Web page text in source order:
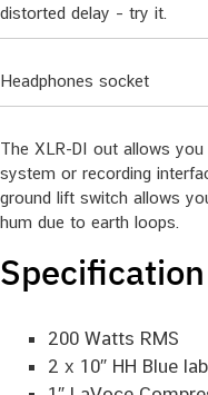
distorted delay – try it.
Headphones socket
The XLR-DI out allows
system or recording
ground lift switch allows
hum due to earth loops.
Specification
200 Watts RMS
2 x 10″ HH Blue